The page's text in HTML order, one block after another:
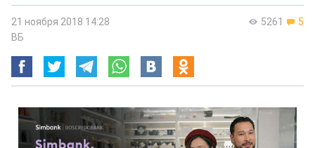
5261 5
21 ноября 2018 14:28
ВБ